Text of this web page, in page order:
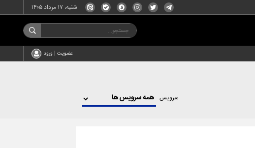
شنبه، ۱۷ مرداد ۱۴۰۵
عضویت | ورود
سرویس